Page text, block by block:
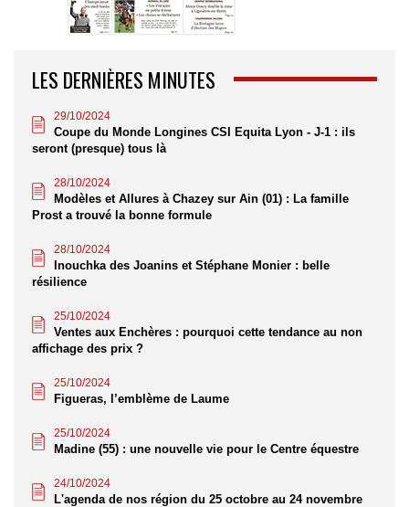
LES DERNIÈRES MINUTES
29/10/2024
Coupe du Monde Longines CSI Equita Lyon - J-1 : ils
seront (presque) tous là
28/10/2024
Modèles et Allures à Chazey sur Ain (01) : La famille
Prost a trouvé la bonne formule
28/10/2024
Inouchka des Joanins et Stéphane Monier : belle
résilience
25/10/2024
Ventes aux Enchères : pourquoi cette tendance au non
affichage des prix ?
25/10/2024
Figueras, l’emblème de Laume
25/10/2024
Madine (55) : une nouvelle vie pour le Centre équestre
24/10/2024
L'agenda de nos région du 25 octobre au 24 novembre